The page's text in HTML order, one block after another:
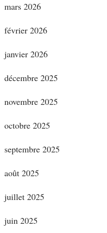
mars 2026
février 2026
janvier 2026
décembre 2025
novembre 2025
octobre 2025
septembre 2025
août 2025
juillet 2025
juin 2025